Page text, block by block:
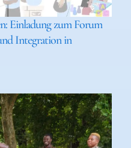
Einladung zum Forum
Integration in